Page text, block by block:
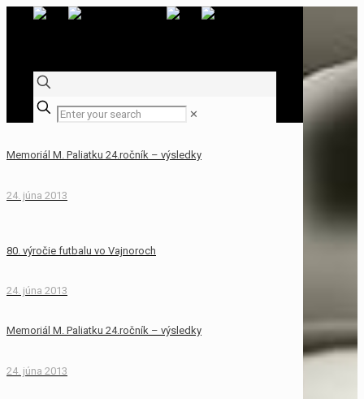
✕
Memoriál M. Paliatku 24.ročník – výsledky
24. júna 2013
80. výročie futbalu vo Vajnoroch
24. júna 2013
Memoriál M. Paliatku 24.ročník – výsledky
24. júna 2013